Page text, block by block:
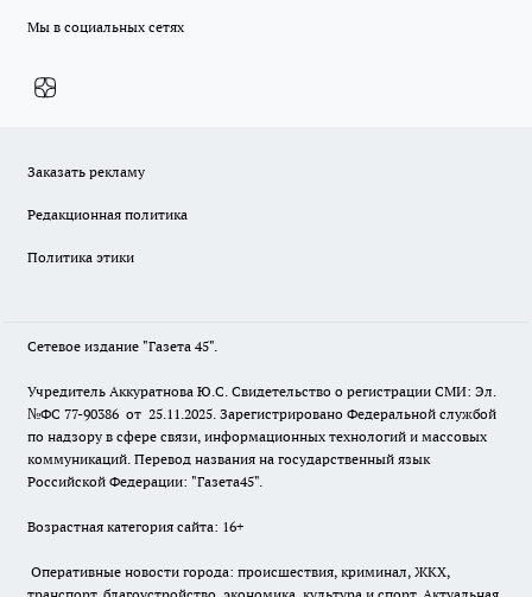
Мы в социальных сетях
Заказать рекламу
Редакционная политика
Политика этики
Сетевое издание "Газета 45".
Учредитель Аккуратнова Ю.С. Свидетельство о регистрации СМИ: Эл.
№ФС 77-90386 от 25.11.2025. Зарегистрировано Федеральной службой
по надзору в сфере связи, информационных технологий и массовых
коммуникаций. Перевод названия на государственный язык
Российской Федерации: "Газета45".
Возрастная категория сайта: 16+
Оперативные новости города: происшествия, криминал, ЖКХ,